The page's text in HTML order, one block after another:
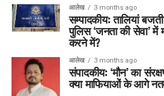
आलेख 3 months ago
सम्पादकीय: तालियां
पुलिस ‘जनता की सेवा’
करने में?
आलेख 3 months ago
संपादकीय: ‘मौन’ का
क्या माफियाओं के आगे